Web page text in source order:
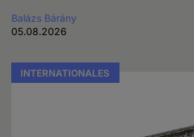
Balázs Bárány
05.08.2026
INTERNATIONALES